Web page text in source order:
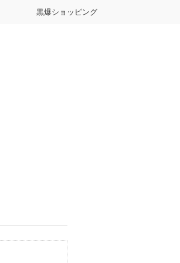
黒爆ショッピング